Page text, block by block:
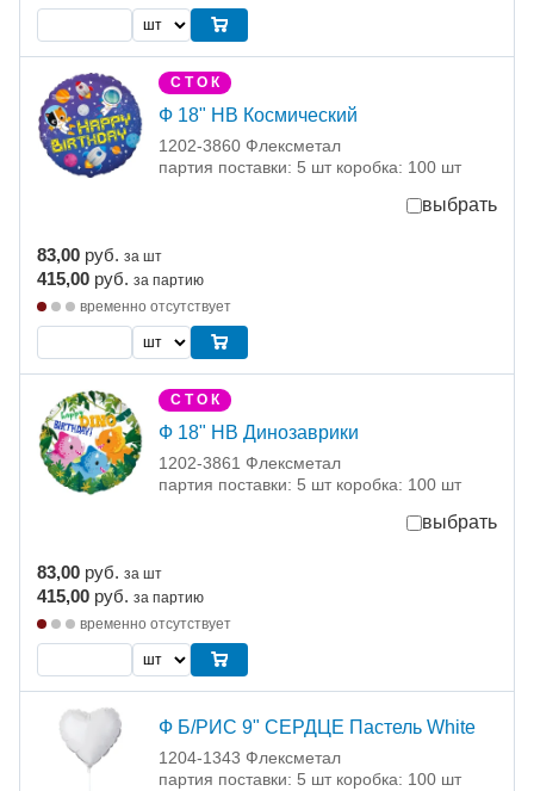
С Т О К
Ф 18" HB Космический
1202-3860 Флексметал
партия поставки: 5 шт коробка: 100 шт
выбрать
83,00 руб. за шт
415,00 руб. за партию
временно отсутствует
С Т О К
Ф 18" HB Динозаврики
1202-3861 Флексметал
партия поставки: 5 шт коробка: 100 шт
выбрать
83,00 руб. за шт
415,00 руб. за партию
временно отсутствует
Ф Б/РИС 9" СЕРДЦЕ Пастель White
1204-1343 Флексметал
партия поставки: 5 шт коробка: 100 шт